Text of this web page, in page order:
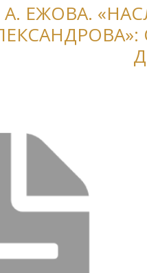
А. ЕЖОВА.